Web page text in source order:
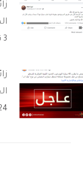
3 نوفمبر، 2022
24 أكتوبر،